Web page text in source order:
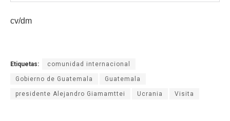
cv/dm
Etiquetas: comunidad internacional
Gobierno de Guatemala Guatemala
presidente Alejandro Giamamttei Ucrania Visita